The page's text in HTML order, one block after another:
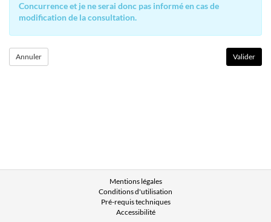
Concurrence et je ne serai donc pas informé en cas de
modification de la consultation.
Mentions légales
Conditions d'utilisation
Pré-requis techniques
Accessibilité